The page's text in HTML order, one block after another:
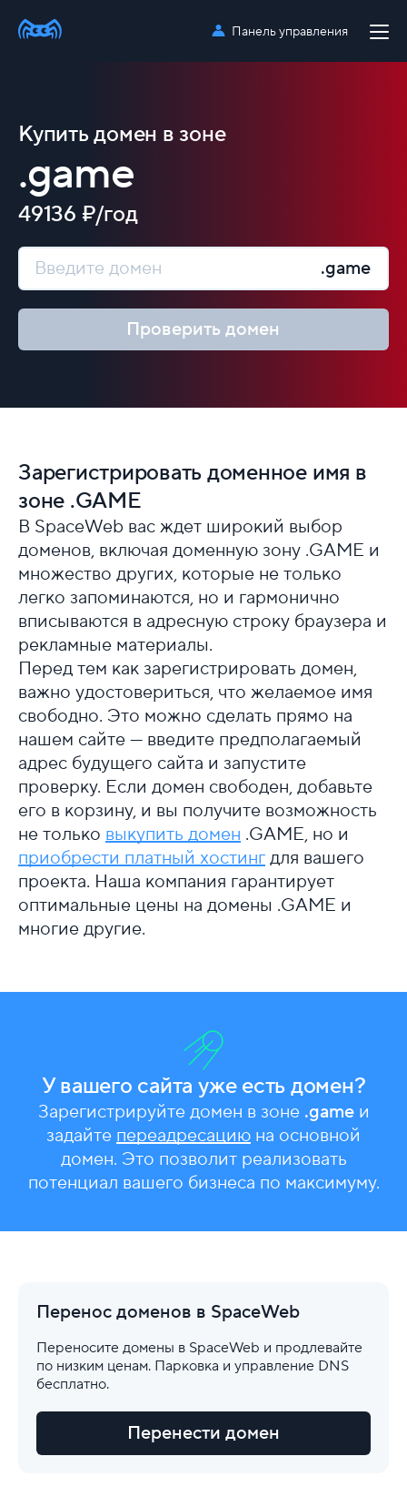
Панель управления
Купить домен в зоне
.game
49136 ₽/год
.game
Проверить домен
Зарегистрировать доменное имя в
зоне .GAME
В SpaceWeb вас ждет широкий выбор
доменов, включая доменную зону .GAME и
множество других, которые не только
легко запоминаются, но и гармонично
вписываются в адресную строку браузера и
рекламные материалы.
Перед тем как зарегистрировать домен,
важно удостовериться, что желаемое имя
свободно. Это можно сделать прямо на
нашем сайте — введите предполагаемый
адрес будущего сайта и запустите
проверку. Если домен свободен, добавьте
его в корзину, и вы получите возможность
не только выкупить домен .GAME, но и
приобрести платный хостингдля вашего
проекта. Наша компания гарантирует
оптимальные цены на домены .GAME и
многие другие.
У вашего сайта уже есть домен?
Зарегистрируйте домен в зоне .gameи
задайте переадресацию на основной
домен. Это позволит реализовать
потенциал вашего бизнеса по максимуму.
Перенос доменов в SpaceWeb
Переносите домены в SpaceWeb и продлевайте
по низким ценам. Парковка и управление DNS
бесплатно.
Перенести домен